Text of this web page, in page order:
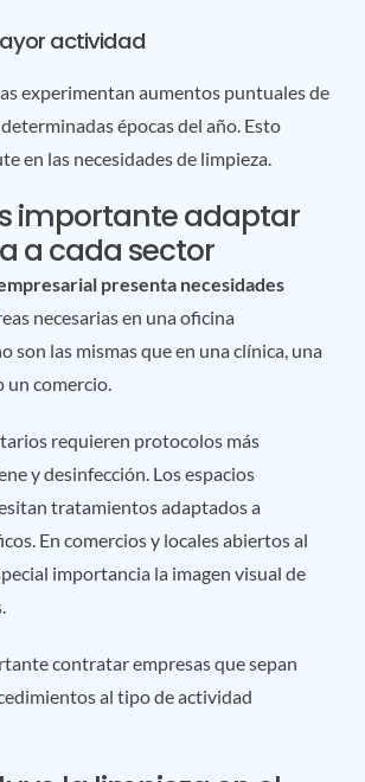
actividad
experimentan aumentos puntuales de
épocas del año. Esto
en las necesidades de limpieza.
importante adaptar
a cada sector
presenta necesidades
necesarias en una oficina
son las mismas que en una clínica, una
un comercio.
requieren protocolos más
y desinfección. Los espacios
tratamientos adaptados a
En comercios y locales abiertos al
importancia la imagen visual de
contratar empresas que sepan
al tipo de actividad